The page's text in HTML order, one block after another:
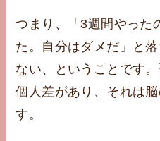
つまり、「3週間やった
た。自分はダメだ」と
ない、ということです
個人差があり、それは
す。